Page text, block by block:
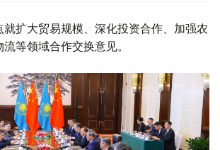
扩大贸易规模、深化投资合作、加强农
等领域合作交换意见。